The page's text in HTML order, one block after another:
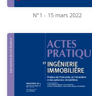
N°1 - 15 mars 2022